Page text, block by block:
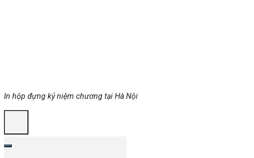
In hộp đựng kỷ niệm chương tại Hà Nội